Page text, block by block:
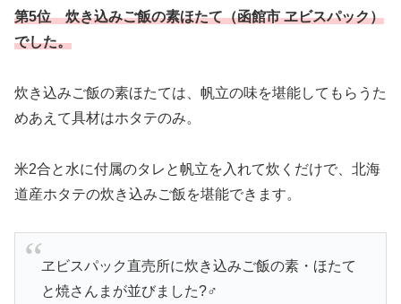
第5位 炊き込みご飯の素ほたて（函館市 ヱビスパック）
でした。
炊き込みご飯の素ほたては、帆立の味を堪能してもらうた
めあえて具材はホタテのみ。
米2合と水に付属のタレと帆立を入れて炊くだけで、北海
道産ホタテの炊き込みご飯を堪能できます。
ヱビスパック直売所に炊き込みご飯の素・ほたて
と焼さんまが並びました?‍♂️